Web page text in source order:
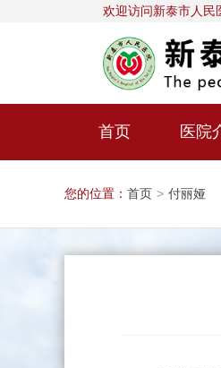
欢迎访问新泰市人民
首页 医院
您的位置： 首页 > 付丽娅